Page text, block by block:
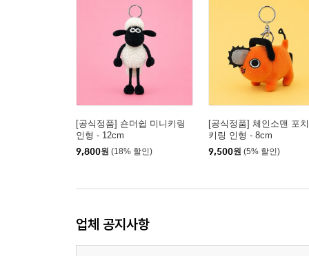
[공식정품] 숀더쉽 미니키링
인형 - 12cm
9,800원 (18% 할인)
[공식정품] 체인소맨 포
키링 인형 - 8cm
9,500원 (5% 할인)
업체 공지사항